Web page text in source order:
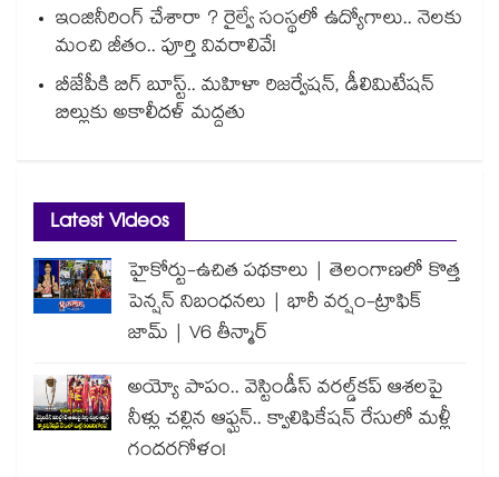
ఇంజినీరింగ్ చేశారా ? రైల్వే సంస్థలో ఉద్యోగాలు.. నెలకు
మంచి జీతం.. పూర్తి వివరాలివే!
బీజేపీకి బిగ్ బూస్ట్.. మహిళా రిజర్వేషన్, డీలిమిటేషన్
బిల్లుకు అకాలీదళ్ మద్దతు
Latest Videos
హైకోర్టు-ఉచిత పథకాలు | తెలంగాణలో కొత్త
పెన్షన్ నిబంధనలు | భారీ వర్షం-ట్రాఫిక్
జామ్ | V6 తీన్మార్
అయ్యో పాపం.. వెస్టిండీస్ వరల్డ్‌కప్ ఆశలపై
నీళ్లు చల్లిన ఆఫ్ఘన్.. క్వాలిఫికేషన్ రేసులో మళ్లీ
గందరగోళం!